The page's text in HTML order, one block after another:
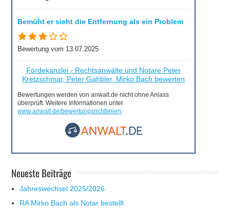
Bemüht er sieht die Entfernung als ein Problem
Bewertung vom 13.07.2025
Fördekanzlei - Rechtsanwälte und Notare Peter
Kretzschmar, Peter Gahbler, Mirko Bach bewerten
Bewertungen werden von anwalt.de nicht ohne Anlass
überprüft. Weitere Informationen unter
www.anwalt.de/bewertungsrichtlinien.
Neueste Beiträge
Jahreswechsel 2025/2026
RA Mirko Bach als Notar bestellt